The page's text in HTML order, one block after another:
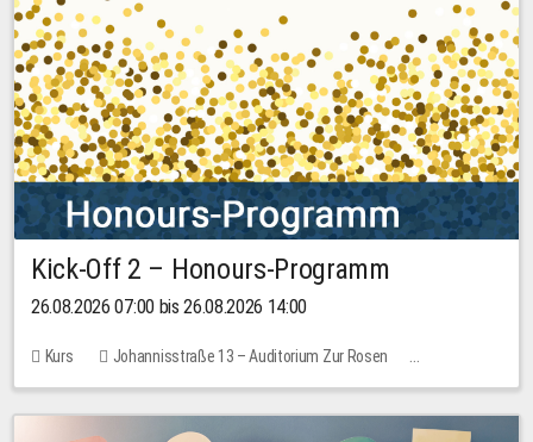
Kick-Off 2 – Honours-Programm
26.08.2026 07:00 bis 26.08.2026 14:00
Kurs
Johannisstraße 13 – Auditorium Zur Rosen
Keine freien Plätze